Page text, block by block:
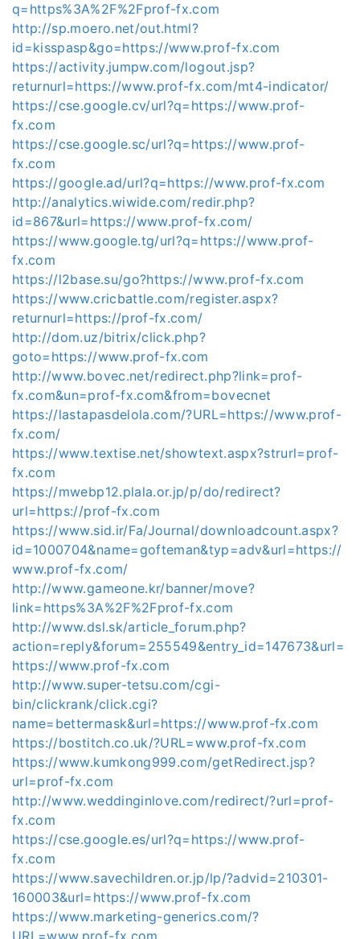
q=https%3A%2F%2Fprof-fx.com
http://sp.moero.net/out.html?
id=kisspasp&go=https://www.prof-fx.com
https://activity.jumpw.com/logout.jsp?
returnurl=https://www.prof-fx.com/mt4-indicator/
https://cse.google.cv/url?q=https://www.prof-
fx.com
https://cse.google.sc/url?q=https://www.prof-
fx.com
https://google.ad/url?q=https://www.prof-fx.com
http://analytics.wiwide.com/redir.php?
id=867&url=https://www.prof-fx.com/
https://www.google.tg/url?q=https://www.prof-
fx.com
https://l2base.su/go?https://www.prof-fx.com
https://www.cricbattle.com/register.aspx?
returnurl=https://prof-fx.com/
http://dom.uz/bitrix/click.php?
goto=https://www.prof-fx.com
http://www.bovec.net/redirect.php?link=prof-
fx.com&un=prof-fx.com&from=bovecnet
https://lastapasdelola.com/?URL=https://www.prof-
fx.com/
https://www.textise.net/showtext.aspx?strurl=prof-
fx.com
https://mwebp12.plala.or.jp/p/do/redirect?
url=https://prof-fx.com
https://www.sid.ir/Fa/Journal/downloadcount.aspx?
id=1000704&name=gofteman&typ=adv&url=https://
www.prof-fx.com/
http://www.gameone.kr/banner/move?
link=https%3A%2F%2Fprof-fx.com
http://www.dsl.sk/article_forum.php?
action=reply&forum=255549&entry_id=147673&url=
https://www.prof-fx.com
http://www.super-tetsu.com/cgi-
bin/clickrank/click.cgi?
name=bettermask&url=https://www.prof-fx.com
https://bostitch.co.uk/?URL=www.prof-fx.com
https://www.kumkong999.com/getRedirect.jsp?
url=prof-fx.com
http://www.weddinginlove.com/redirect/?url=prof-
fx.com
https://cse.google.es/url?q=https://www.prof-
fx.com
https://www.savechildren.or.jp/lp/?advid=210301-
160003&url=https://www.prof-fx.com
https://www.marketing-generics.com/?